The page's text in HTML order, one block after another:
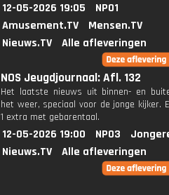
12-05-2026 19:05
NPO1
Amusement.TV
Mensen.TV
Nieuws.TV
Alle afleveringen
NOS Jeugdjournaal: Afl. 132
Het laatste nieuws uit binnen- en
het weer, speciaal voor de jonge kijker.
1 extra met gebarentaal.
12-05-2026 19:00 NPO3
Nieuws.TV
Alle afleveringen